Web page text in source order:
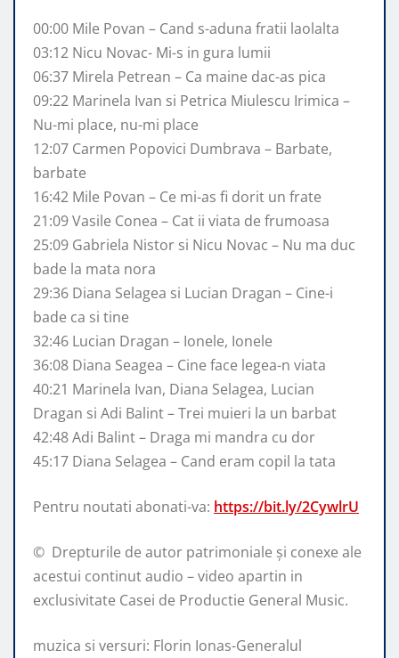
00:00 Mile Povan – Cand s-aduna fratii laolalta
03:12 Nicu Novac- Mi-s in gura lumii
06:37 Mirela Petrean – Ca maine dac-as pica
09:22 Marinela Ivan si Petrica Miulescu Irimica –
Nu-mi place, nu-mi place
12:07 Carmen Popovici Dumbrava – Barbate,
barbate
16:42 Mile Povan – Ce mi-as fi dorit un frate
21:09 Vasile Conea – Cat ii viata de frumoasa
25:09 Gabriela Nistor si Nicu Novac – Nu ma duc
bade la mata nora
29:36 Diana Selagea si Lucian Dragan – Cine-i
bade ca si tine
32:46 Lucian Dragan – Ionele, Ionele
36:08 Diana Seagea – Cine face legea-n viata
40:21 Marinela Ivan, Diana Selagea, Lucian
Dragan si Adi Balint – Trei muieri la un barbat
42:48 Adi Balint – Draga mi mandra cu dor
45:17 Diana Selagea – Cand eram copil la tata
Pentru noutati abonati-va: https://bit.ly/2CywlrU
© ️ Drepturile de autor patrimoniale și conexe ale
acestui continut audio – video apartin in
exclusivitate Casei de Productie General Music.
muzica si versuri: Florin Ionas-Generalul